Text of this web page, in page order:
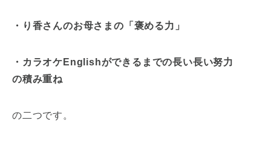
・り香さんのお母さまの「褒める力」
・カラオケEnglishができるまでの長い長い努力
の積み重ね
の二つです。